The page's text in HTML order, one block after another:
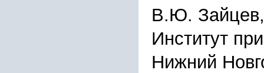
В.Ю.
Инcтитут
Нижний